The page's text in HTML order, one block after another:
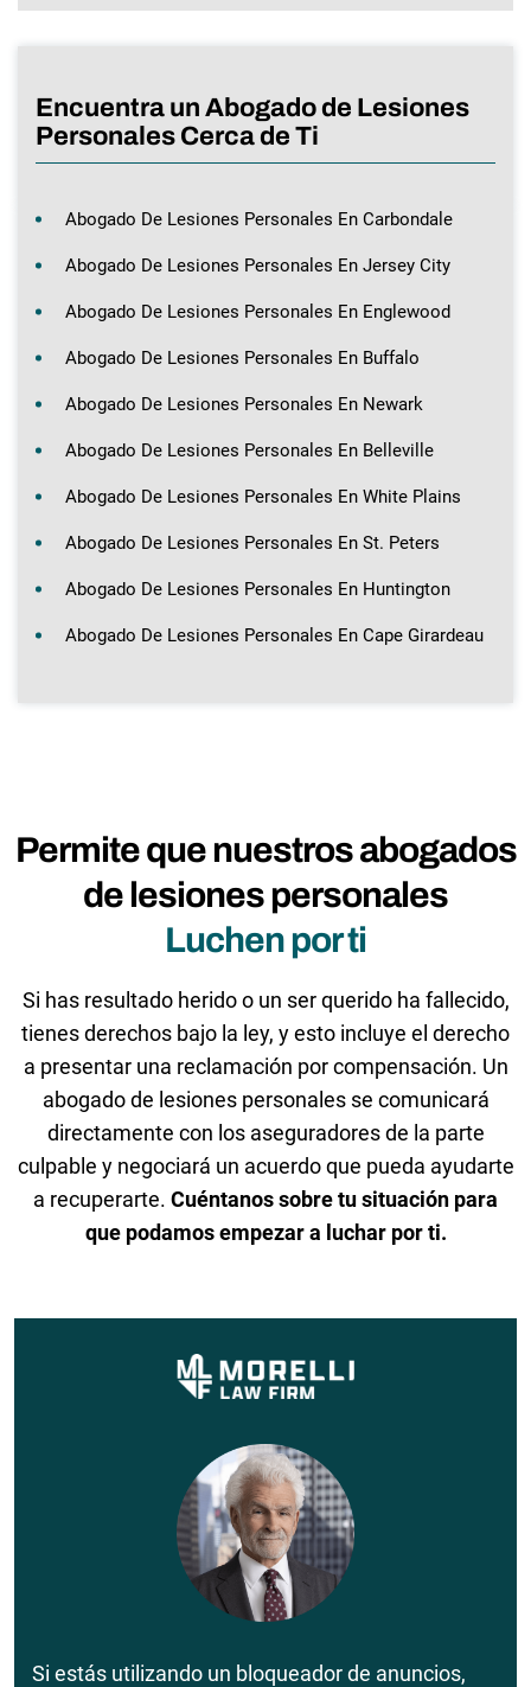
Encuentra un Abogado de Lesiones
Personales Cerca de Ti
Abogado De Lesiones Personales En Carbondale
Abogado De Lesiones Personales En Jersey City
Abogado De Lesiones Personales En Englewood
Abogado De Lesiones Personales En Buffalo
Abogado De Lesiones Personales En Newark
Abogado De Lesiones Personales En Belleville
Abogado De Lesiones Personales En White Plains
Abogado De Lesiones Personales En St. Peters
Abogado De Lesiones Personales En Huntington
Abogado De Lesiones Personales En Cape Girardeau
Permite que nuestros abogados
de lesiones personales
Luchen por ti
Si has resultado herido o un ser querido ha fallecido,
tienes derechos bajo la ley, y esto incluye el derecho
a presentar una reclamación por compensación. Un
abogado de lesiones personales se comunicará
directamente con los aseguradores de la parte
culpable y negociará un acuerdo que pueda ayudarte
a recuperarte. Cuéntanos sobre tu situación para
que podamos empezar a luchar por ti.
Si estás utilizando un bloqueador de anuncios,